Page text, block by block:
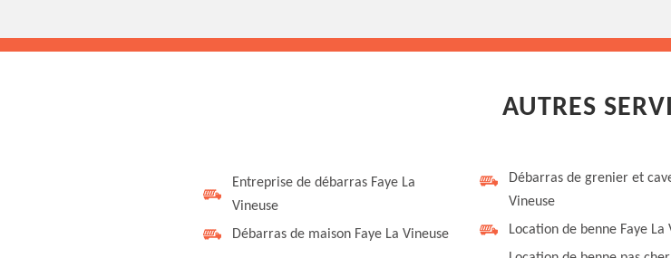
AUTRES
Entreprise de débarras Faye La
Vineuse
Débarras de maison Faye La Vineuse
Débarras de grenier et
Vineuse
Location de benne Faye La